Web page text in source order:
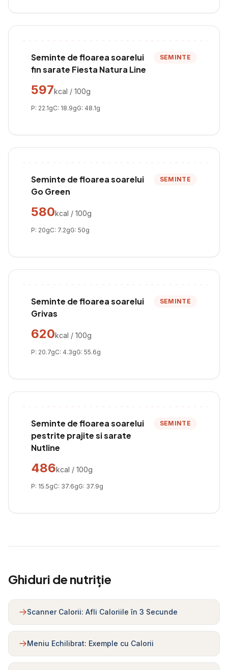
Seminte de floarea soarelui
fin sarate Fiesta Natura Line
SEMINTE
597kcal / 100g
P: 22.1gC: 18.9gG: 48.1g
Seminte de floarea soarelui
Go Green
SEMINTE
580kcal / 100g
P: 20gC: 7.2gG: 50g
Seminte de floarea soarelui
Grivas
SEMINTE
620kcal / 100g
P: 20.7gC: 4.3gG: 55.6g
Seminte de floarea soarelui
pestrite prajite si sarate
Nutline
SEMINTE
486kcal / 100g
P: 15.5gC: 37.6gG: 37.9g
Ghiduri de nutriție
Scanner Calorii: Afli Caloriile în 3 Secunde
Meniu Echilibrat: Exemple cu Calorii